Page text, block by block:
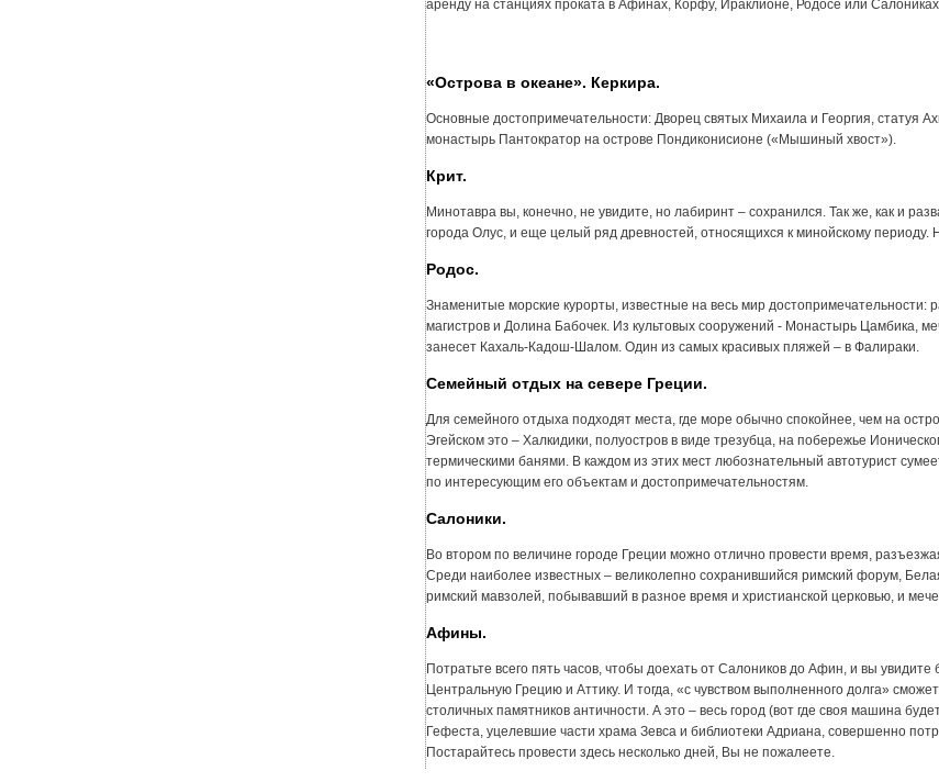
аренду на станциях проката в Афинах, Корфу, Ираклионе, Родосе или
«Острова в океане». Керкира.
Основные достопримечательности: Дворец святых Михаила и Георгия, статуя
монастырь Пантократор на острове Пондиконисионе («Мышиный хвост»).
Крит.
Минотавра вы, конечно, не увидите, но лабиринт – сохранился. Так же, как и
города Олус, и еще целый ряд древностей, относящихся к минойскому
Родос.
Знаменитые морские курорты, известные на весь мир достопримечательности:
магистров и Долина Бабочек. Из культовых сооружений - Монастырь Цамбика,
занесет Кахаль-Кадош-Шалом. Один из самых красивых пляжей – в Фалираки.
Семейный отдых на севере Греции.
Для семейного отдыха подходят места, где море обычно спокойнее, чем на
Эгейском это – Халкидики, полуостров в виде трезубца, на побережье
термическими банями. В каждом из этих мест любознательный автотурист
по интересующим его объектам и достопримечательностям.
Салоники.
Во втором по величине городе Греции можно отлично провести время,
Среди наиболее известных – великолепно сохранившийся римский форум,
римский мавзолей, побывавший в разное время и христианской церковью, и
Афины.
Потратьте всего пять часов, чтобы доехать от Салоников до Афин, и вы
Центральную Грецию и Аттику. И тогда, «с чувством выполненного долга»
столичных памятников античности. А это – весь город (вот где своя машина
Гефеста, уцелевшие части храма Зевса и библиотеки Адриана, совершенно
Постарайтесь провести здесь несколько дней, Вы не пожалеете.